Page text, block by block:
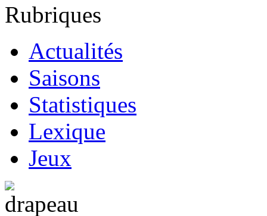
Rubriques
Actualités
Saisons
Statistiques
Lexique
Jeux